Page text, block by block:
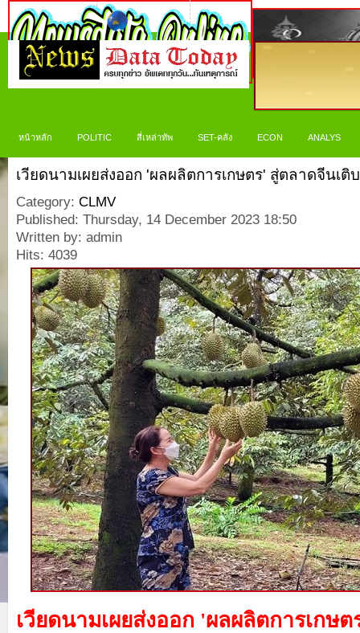
หน้าหลัก POLITIC สี่เหล่าทัพ SET-คลัง ECON ANALYS
เวียดนามเผยส่งออก 'ผลผลิตการเกษตร' สู่ตลาดจีนเติ
Category: CLMV
Published: Thursday, 14 December 2023 18:50
Written by: admin
Hits: 4039
เวียดนามเผยส่งออก 'ผลผลิตการเกษ